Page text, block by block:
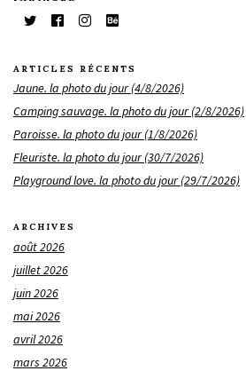
ARTICLES RÉCENTS
Jaune. la photo du jour (4/8/2026)
Camping sauvage. la photo du jour (2/8/2026)
Paroisse. la photo du jour (1/8/2026)
Fleuriste. la photo du jour (30/7/2026)
Playground love. la photo du jour (29/7/2026)
ARCHIVES
août 2026
juillet 2026
juin 2026
mai 2026
avril 2026
mars 2026